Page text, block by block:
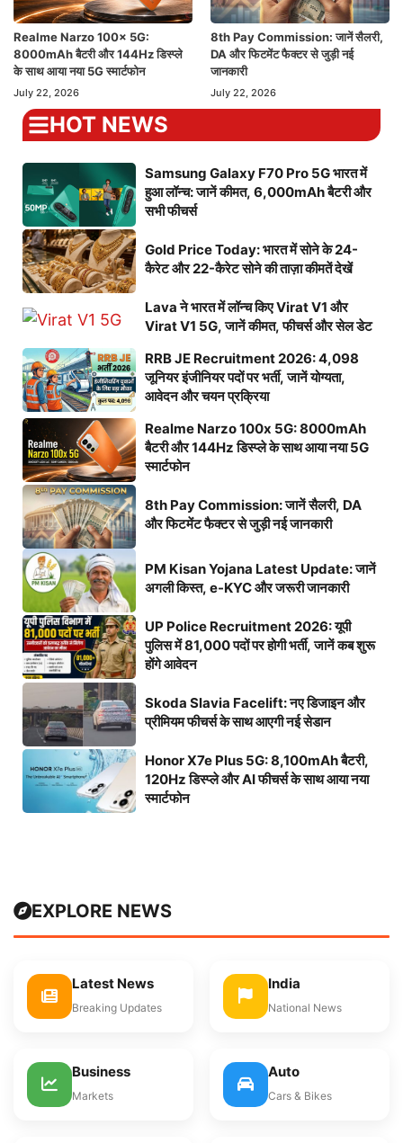
Realme Narzo 100x 5G:
8000mAh बैटरी और 144Hz डिस्प्ले
के साथ आया नया 5G स्मार्टफोन
July 22, 2026
8th Pay Commission: जानें सैलरी,
DA और फिटमेंट फैक्टर से जुड़ी नई
जानकारी
July 22, 2026
HOT NEWS
Samsung Galaxy F70 Pro 5G भारत में
हुआ लॉन्च: जानें कीमत, 6,000mAh बैटरी और
सभी फीचर्स
Gold Price Today: भारत में सोने के 24-
कैरेट और 22-कैरेट सोने की ताज़ा कीमतें देखें
Lava ने भारत में लॉन्च किए Virat V1 और
Virat V1 5G, जानें कीमत, फीचर्स और सेल डेट
RRB JE Recruitment 2026: 4,098
जूनियर इंजीनियर पदों पर भर्ती, जानें योग्यता,
आवेदन और चयन प्रक्रिया
Realme Narzo 100x 5G: 8000mAh
बैटरी और 144Hz डिस्प्ले के साथ आया नया 5G
स्मार्टफोन
8th Pay Commission: जानें सैलरी, DA
और फिटमेंट फैक्टर से जुड़ी नई जानकारी
PM Kisan Yojana Latest Update: जानें
अगली किस्त, e-KYC और जरूरी जानकारी
UP Police Recruitment 2026: यूपी
पुलिस में 81,000 पदों पर होगी भर्ती, जानें कब शुरू
होंगे आवेदन
Skoda Slavia Facelift: नए डिजाइन और
प्रीमियम फीचर्स के साथ आएगी नई सेडान
Honor X7e Plus 5G: 8,100mAh बैटरी,
120Hz डिस्प्ले और AI फीचर्स के साथ आया नया
स्मार्टफोन
EXPLORE NEWS
Latest News
Breaking Updates
India
National News
Business
Markets
Auto
Cars & Bikes